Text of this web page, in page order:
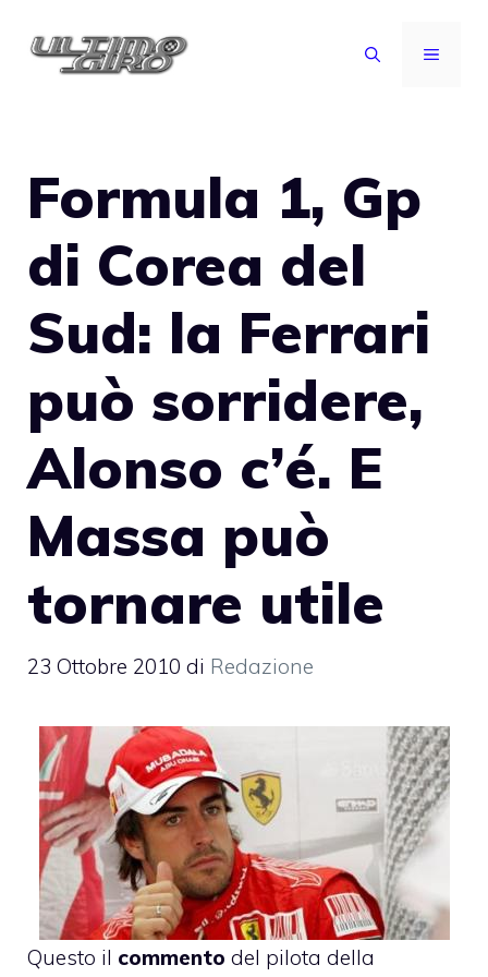
MENU
Formula 1, Gp
di Corea del
Sud: la Ferrari
può sorridere,
Alonso c’é. E
Massa può
tornare utile
23 Ottobre 2010 di Redazione
Questo il commento del pilota della